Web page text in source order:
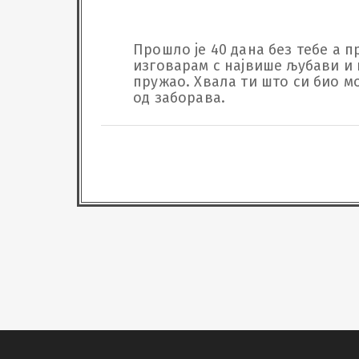
Прошло је 40 дана без тебе а
изговарам с највише љубави
пружао. Хвала ти што си био
од заборава.